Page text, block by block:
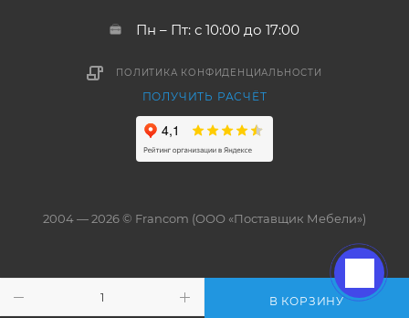
В КОРЗИНУ
Пн – Пт: с 10:00 до 17:00
ПОЛИТИКА КОНФИДЕНЦИАЛЬНОСТИ
ПОЛУЧИТЬ РАСЧЁТ
2004 — 2026 © Francom (ООО «Поставщик Мебели»)